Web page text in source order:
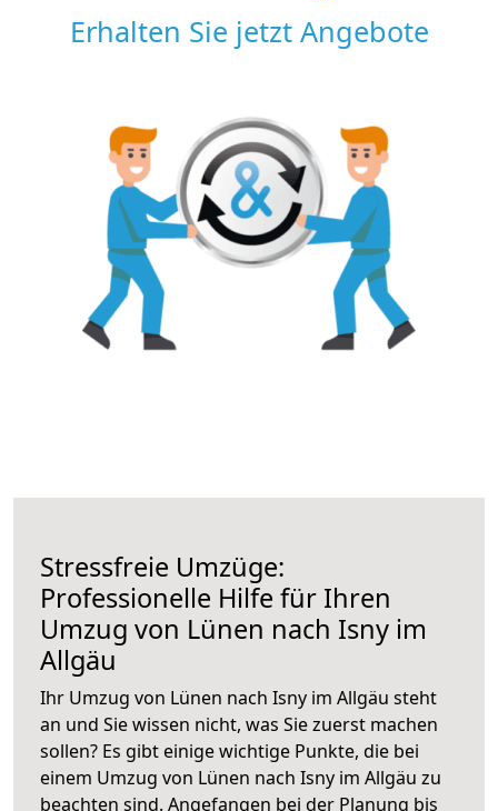
Erhalten Sie jetzt Angebote
Stressfreie Umzüge:
Professionelle Hilfe für Ihren
Umzug von Lünen nach Isny im
Allgäu
Ihr Umzug von Lünen nach Isny im Allgäu steht
an und Sie wissen nicht, was Sie zuerst machen
sollen? Es gibt einige wichtige Punkte, die bei
einem Umzug von Lünen nach Isny im Allgäu zu
beachten sind. Angefangen bei der Planung bis